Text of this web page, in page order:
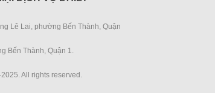
Lê Lai, phường Bến Thành, Quận
Bến Thành, Quận 1.
All rights reserved.